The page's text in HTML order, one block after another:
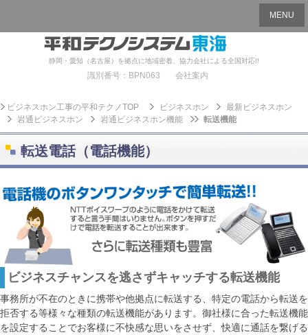
静岡・愛知（名古屋）を拠点に地域密着、協力会社による全国対応!!
識別番号：BPN063 会社案内
MENU
ビジネスホン工事の平和テクノTOP ビジネスホン
最新ビジネスホン
岩通ビジネスホン
岩通ビジネスホン機能 転送機能
転送電話（電話機能）
ビジネスチャンスを逃さずキャッチする転送機能
事務所が不在のときに携帯や他拠点に転送する、特定の電話から転送を
拒否する等様々な種類の転送機能があります。御社様に合った転送機能
を設定することでお客様に不快感な思いをさせず、快適に通話を繋げる